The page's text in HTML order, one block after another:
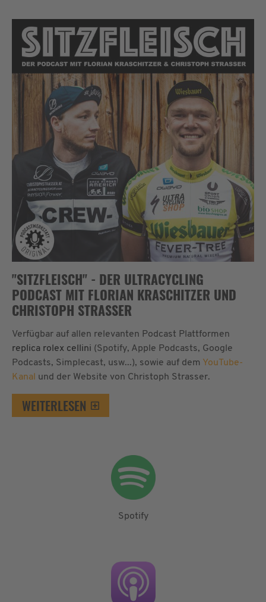
"SITZFLEISCH" - DER ULTRACYCLING
PODCAST MIT FLORIAN KRASCHITZER UND
CHRISTOPH STRASSER
Verfügbar auf allen relevanten Podcast Plattformen
replica rolex cellini (Spotify, Apple Podcasts, Google
Podcasts, Simplecast, usw...), sowie auf dem YouTube-
Kanal und der Website von Christoph Strasser.
WEITERLESEN
Spotify